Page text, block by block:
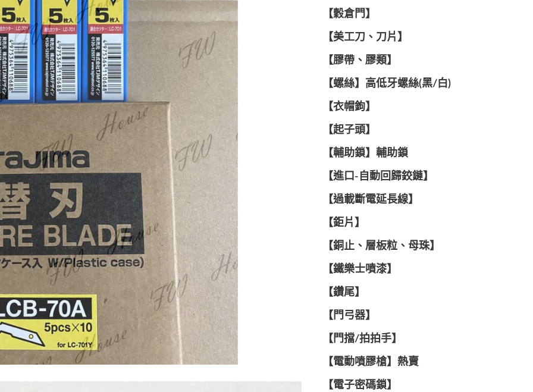
【穀倉門】
【美工刀、刀片】
【膠帶、膠類】
【螺絲】高低牙螺絲(黑/白)
【衣帽鉤】
【起子頭】
【輔助鎖】輔助鎖
【進口-自動回歸鉸鏈】
【過載斷電延長線】
【鉅片】
【銅止、層板粒、母珠】
【鐵樂士噴漆】
【鑽尾】
【門弓器】
【門擋/拍拍手】
【電動噴膠槍】熱賣
【電子密碼鎖】